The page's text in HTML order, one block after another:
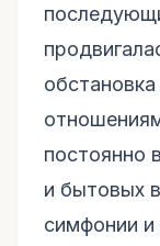
постоянно
и бытовых
симфонии